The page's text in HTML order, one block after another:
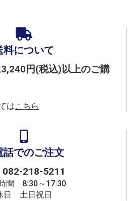
料について
円(税込)以上のご購
はこちら
話でのご注文
082-218-5211
間 8:30～17:30
日 土日祝日